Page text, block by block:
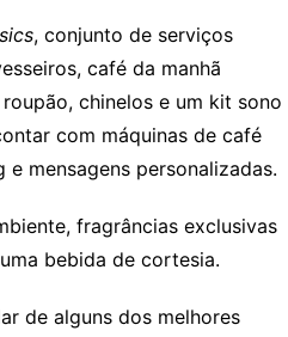
, conjunto de serviços
café da manhã
chinelos e um kit sono
com máquinas de café
mensagens personalizadas.
fragrâncias exclusivas
bebida de cortesia.
de alguns dos melhores